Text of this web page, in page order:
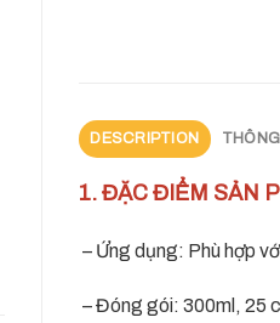
DESCRIPTION
1. ĐẶC ĐIỂM SẢN
– Ứng dụng: Phù hợp
– Đóng gói: 300ml, 25